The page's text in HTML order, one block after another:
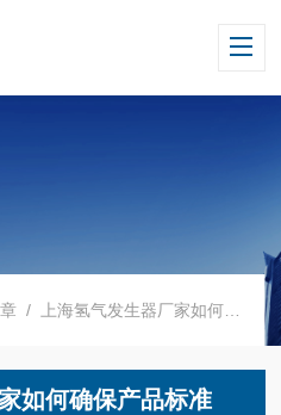
/ 上海氢气发生器厂家如何确保产品标准
如何确保产品标准